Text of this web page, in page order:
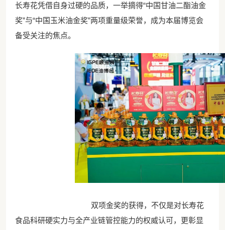
长寿花凭借自身过硬的品质，一举摘得“中国甘油二酯油金
奖”与“中国玉米油金奖”两项重量级荣誉，成为本届博览会
备受关注的焦点。
双项金奖的获得，不仅是对长寿花
食品科研硬实力与全产业链管控能力的权威认可，更彰显